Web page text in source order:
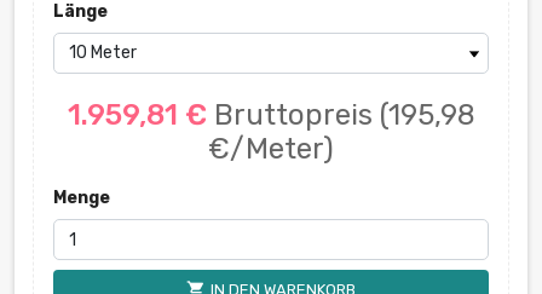
Länge
1.959,81 € Bruttopreis (195,98
€/Meter)
Menge
shopping_cart IN DEN WARENKORB